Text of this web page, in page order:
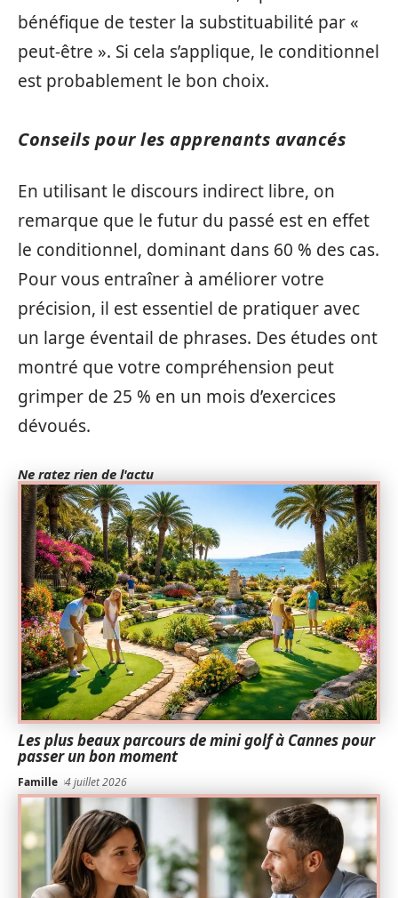
bénéfique de tester la substituabilité par «
peut-être ». Si cela s’applique, le conditionnel
est probablement le bon choix.
Conseils pour les apprenants avancés
En utilisant le discours indirect libre, on
remarque que le futur du passé est en effet
le conditionnel, dominant dans 60 % des cas.
Pour vous entraîner à améliorer votre
précision, il est essentiel de pratiquer avec
un large éventail de phrases. Des études ont
montré que votre compréhension peut
grimper de 25 % en un mois d’exercices
dévoués.
Ne ratez rien de l'actu
Les plus beaux parcours de mini golf à Cannes pour
passer un bon moment
Famille 4 juillet 2026